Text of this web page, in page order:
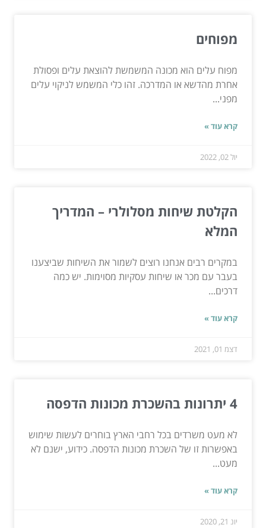
מפוחים
מפוח עלים הוא מכונה המשמשת להוצאת עלים ופסולת
אחרת מהדשא או המדרכה. זהו כלי המשמש לניקוי עלים
מפני...
קרא עוד »
יול 02, 2022
הקלטת שיחות מסלולרי – המדריך
המלא
במקרים רבים אנחנו רוצים לשמור את השיחות שביצענו
בעבר עם מכר או שיחות עסקיות מסוימות. יש כמה
דרכים...
קרא עוד »
דצמ 01, 2021
4 יתרונות בהשכרת מכונות הדפסה
לא מעט משרדים בכל רחבי הארץ בוחרים לעשות שימוש
באפשרות זו של השכרת מכונות הדפסה. כידוע, ישנם לא
מעט...
קרא עוד »
יונ 21, 2020